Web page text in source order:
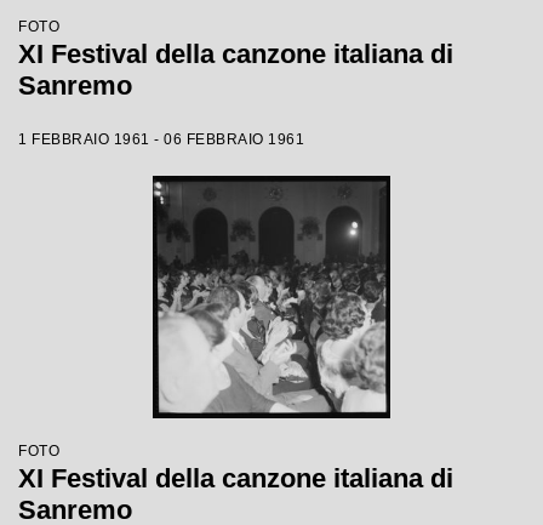
FOTO
XI Festival della canzone italiana di
Sanremo
1 FEBBRAIO 1961 - 06 FEBBRAIO 1961
FOTO
XI Festival della canzone italiana di
Sanremo